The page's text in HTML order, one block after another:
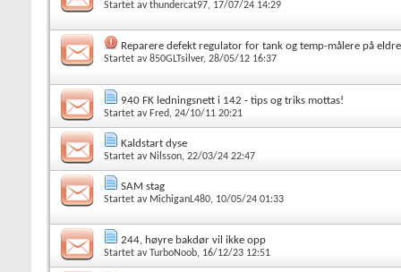
Startet avthundercat97, 17/07/24 14:29
Reparere defekt regulator for tank og temp-målere på
Startet av850GLTsilver, 28/05/12 16:37
940 FK ledningsnett i 142 - tips og triks mottas!
Startet av Fred, 24/10/11 20:21
Kaldstart dyse
Startet av Nilsson, 22/03/24 22:47
SAM stag
Startet av MichiganL480, 10/05/24 01:33
244, høyre bakdør vil ikke opp
Startet avTurboNoob, 16/12/23 12:51